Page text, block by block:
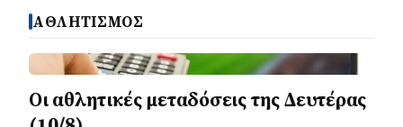
ΑΘΛΗΤΙΣΜΟΣ
Οι αθλητικές μεταδόσεις της Δευτέρας